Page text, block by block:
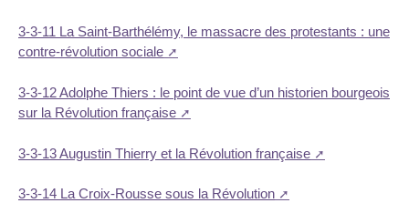
3-3-11 La Saint-Barthélémy, le massacre des protestants : une
contre-révolution sociale
3-3-12 Adolphe Thiers : le point de vue d’un historien bourgeois
sur la Révolution française
3-3-13 Augustin Thierry et la Révolution française
3-3-14 La Croix-Rousse sous la Révolution